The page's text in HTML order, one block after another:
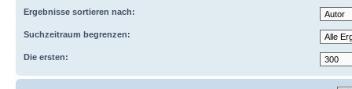
Ergebnisse sortieren nach:
Suchzeitraum begrenzen:
Die ersten: